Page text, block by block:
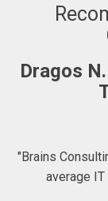
Dragos
"Brains
average